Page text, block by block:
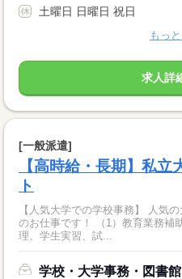
土曜日 日曜日 祝日
もっ
求人詳
[一般派遣]
【高時給・長期】私
ト
【人気大学での学校事務】 人気
のお仕事です！ （1）教育業務補
理、学生実習、試...
学校・大学事務・図書館